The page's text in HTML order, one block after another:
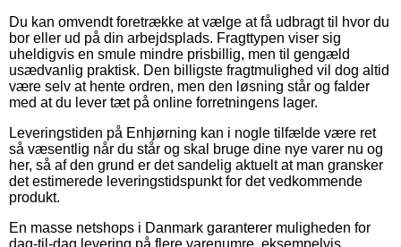
Du kan omvendt foretrække at vælge at få udbragt til hvor du
bor eller ud på din arbejdsplads. Fragttypen viser sig
uheldigvis en smule mindre prisbillig, men til gengæld
usædvanlig praktisk. Den billigste fragtmulighed vil dog altid
være selv at hente ordren, men den løsning står og falder
med at du lever tæt på online forretningens lager.
Leveringstiden på Enhjørning kan i nogle tilfælde være ret
så væsentlig når du står og skal bruge dine nye varer nu og
her, så af den grund er det sandelig aktuelt at man gransker
det estimerede leveringstidspunkt for det vedkommende
produkt.
En masse netshops i Danmark garanterer muligheden for
dag-til-dag levering på flere varenumre, eksempelvis